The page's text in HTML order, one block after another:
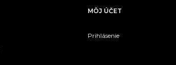
MÔJ ÚČET
Prihlásenie